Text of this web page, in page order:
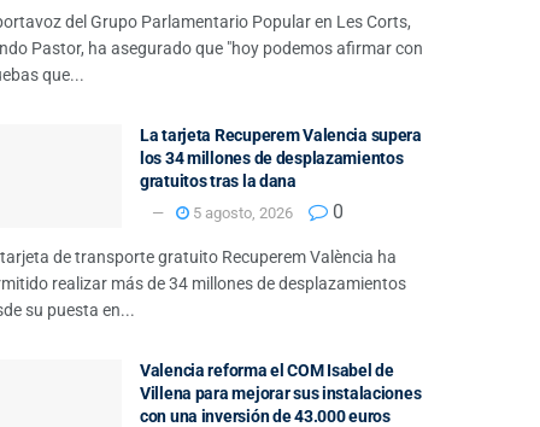
del Grupo Parlamentario Popular en Les Corts,
Pastor, ha asegurado que "hoy podemos afirmar con
que...
La tarjeta Recuperem Valencia supera
los 34 millones de desplazamientos
gratuitos tras la dana
5 agosto, 2026 0
de transporte gratuito Recuperem València ha
realizar más de 34 millones de desplazamientos
su puesta en...
Valencia reforma el COM Isabel de
Villena para mejorar sus instalaciones
con una inversión de 43.000 euros